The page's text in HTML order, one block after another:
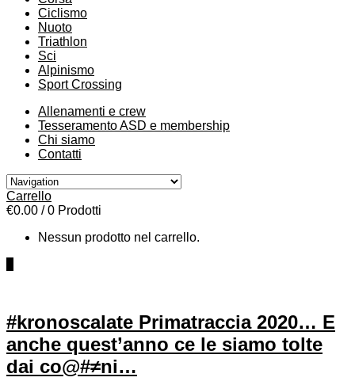
Ciclismo
Nuoto
Triathlon
Sci
Alpinismo
Sport Crossing
Allenamenti e crew
Tesseramento ASD e membership
Chi siamo
Contatti
Carrello
€0.00 / 0 Prodotti
Nessun prodotto nel carrello.
#kronoscalate Primatraccia 2020… E
anche quest’anno ce le siamo tolte
dai co@#≠ni…